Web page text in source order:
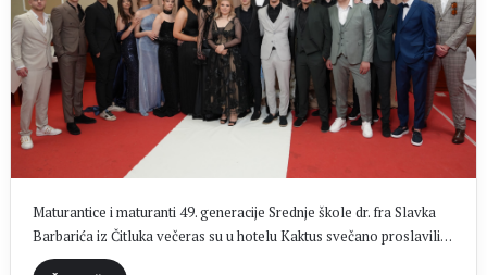
Maturantice i maturanti 49. generacije Srednje škole dr. fra Slavka
Barbarića iz Čitluka večeras su u hotelu Kaktus svečano proslavili…